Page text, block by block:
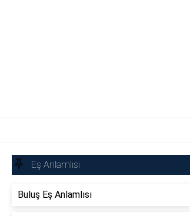
Eş Anlamlısı
Buluş Eş Anlamlısı